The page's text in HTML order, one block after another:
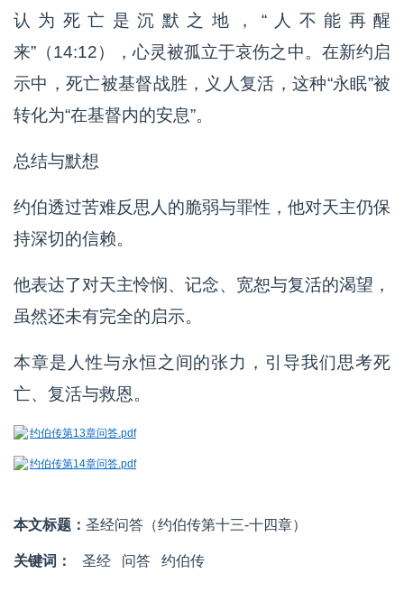
认为死亡是沉默之地，“人不能再醒
来”（14:12），心灵被孤立于哀伤之中。在新约启
示中，死亡被基督战胜，义人复活，这种“永眠”被
转化为“在基督内的安息”。
总结与默想
约伯透过苦难反思人的脆弱与罪性，他对天主仍保
持深切的信赖。
他表达了对天主怜悯、记念、宽恕与复活的渴望，
虽然还未有完全的启示。
本章是人性与永恒之间的张力，引导我们思考死
亡、复活与救恩。
约伯传第13章问答.pdf
约伯传第14章问答.pdf
本文标题： 圣经问答（约伯传第十三-十四章）
关键词： 圣经 问答 约伯传